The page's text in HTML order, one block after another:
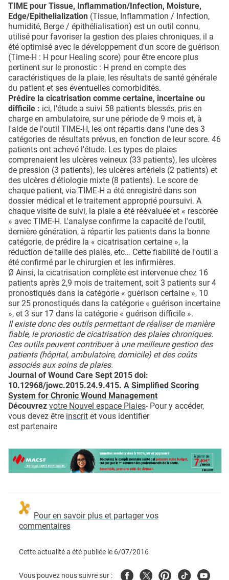
TIME pour Tissue, Inflammation/Infection, Moisture,
Edge/Epithelialization (Tissue, Inflammation / Infection,
humidité, Berge / épithélialisation) est un outil connu,
utilisé pour favoriser la gestion des plaies chroniques, il a
été optimisé avec le développement d'un score de guérison
(Time-H : H pour Healing score) pour être encore plus
pertinent sur le pronostic : H prend en compte des
caractéristiques de la plaie, les résultats de santé générale
du patient et ses éventuelles comorbidités.
Prédire la cicatrisation comme certaine, incertaine ou
difficile : ici, l'étude a suivi 58 patients blessés, pris en
charge en ambulatoire, sur une période de 9 mois et, à
l'aide de l'outil TIME-H, les ont répartis dans l'une des 3
catégories de résultats prévus, en fonction de leur score. 46
patients ont achevé l'étude. Les types de plaies
comprenaient les ulcères veineux (33 patients), les ulcères
de pression (3 patients), les ulcères artériels (2 patients) et
des ulcères d'étiologie mixte (8 patients). Le score de
chaque patient, via TIME-H a été enregistré dans son
dossier médical et le traitement approprié poursuivi. A
chaque visite de suivi, la plaie a été réévaluée et « rescorée
» avec TIME-H. L'analyse confirme la capacité de l'outil,
dernière génération, à répartir les patients dans la bonne
catégorie, de prédire la « cicatrisation certaine », la
réduction de taille des plaies, etc… Cette fiabilité de l'outil a
été confirmé par le chirurgien et les infirmières.
Ø Ainsi, la cicatrisation complète est intervenue chez 16
patients après 2,9 mois de traitement, soit 3 patients sur 4
pronostiqués dans la catégorie « guérison certaine », 10
sur 25 pronostiqués dans la catégorie « guérison incertaine
», et 3 sur 17 dans la catégorie « guérison difficile ».
Il existe donc des outils permettant de réaliser de manière
fiable, le pronostic de cicatrisation des plaies chroniques.
Ces outils peuvent contribuer à une meilleure gestion des
patients (hôpital, ambulatoire, domicile) et des coûts
associés aux soins de plaies.
Journal of Wound Care Sept 2015 doi:
10.12968/jowc.2015.24.9.415. A Simplified Scoring
System for Chronic Wound Management
Découvrez votre Nouvel espace Plaies- Pour y accéder,
vous devez être inscrit et vous identifier
est partenaire
Pour en savoir plus et partager vos
commentaires
Cette actualité a été publiée le 6/07/2016
Vous pouvez nous suivre sur : FacebookTwitterPinterest
TiktokYoutube